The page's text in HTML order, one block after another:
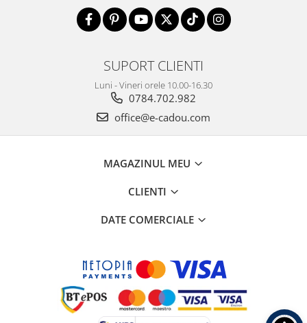
SUPORT CLIENTI
Luni - Vineri orele 10.00-16.30
0784.702.982
office@e-cadou.com
MAGAZINUL MEU
CLIENTI
DATE COMERCIALE